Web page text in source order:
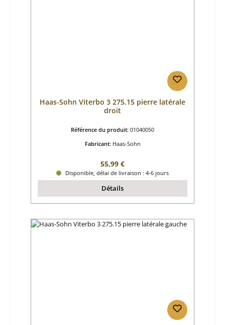
Haas-Sohn Viterbo 3 275.15 pierre latérale
droit
Référence du produit: 01040050
Fabricant: Haas-Sohn
Prix régulier :
55,99 €
Disponible, délai de livraison : 4-6 jours
Détails